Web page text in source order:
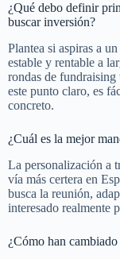
¿Qué debo definir
buscar inversión?
Plantea si aspiras a
estable y rentable a
rondas de
este punto claro, es
concreto.
¿Cuál es la mejor
La personalización a
vía más certera en
busca la reunión,
interesado realmente
¿Cómo han